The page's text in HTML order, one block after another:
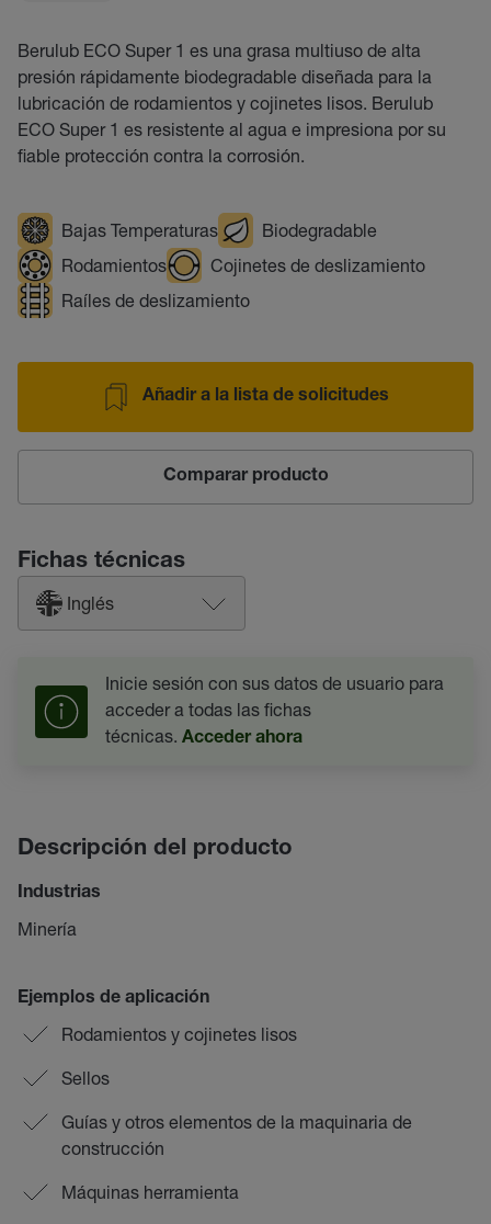
Berulub ECO Super 1 es una grasa multiuso de alta
presión rápidamente biodegradable diseñada para la
lubricación de rodamientos y cojinetes lisos. Berulub
ECO Super 1 es resistente al agua e impresiona por su
fiable protección contra la corrosión.
Bajas Temperaturas
Biodegradable
Rodamientos
Cojinetes de deslizamiento
Raíles de deslizamiento
Añadir a la lista de solicitudes
Comparar producto
Fichas técnicas
Inglés
Inicie sesión con sus datos de usuario para
acceder a todas las fichas
técnicas. Acceder ahora
Descripción del producto
Industrias
Minería
Ejemplos de aplicación
Rodamientos y cojinetes lisos
Sellos
Guías y otros elementos de la maquinaria de
construcción
Máquinas herramienta